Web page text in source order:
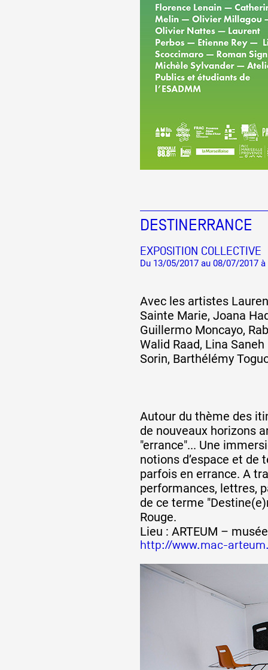
DESTINERRANCE
EXPOSITION COLLECTIVE
Du 13/05/2017 au 08/07/2017 à
Avec les artistes
Sainte Marie, Joana
Guillermo Moncayo,
Walid Raad, Lina
Sorin, Barthélémy
Autour du thème des
de nouveaux horizons
"errance"... Une
notions d’espace et
parfois en errance. A
performances, lettres,
de ce terme
Rouge.
Lieu : ARTEUM –
http://www.mac-